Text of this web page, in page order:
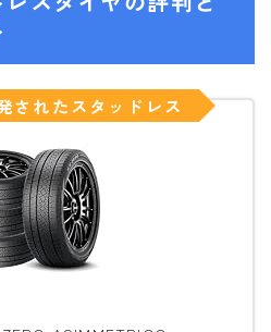
されたスタッドレス